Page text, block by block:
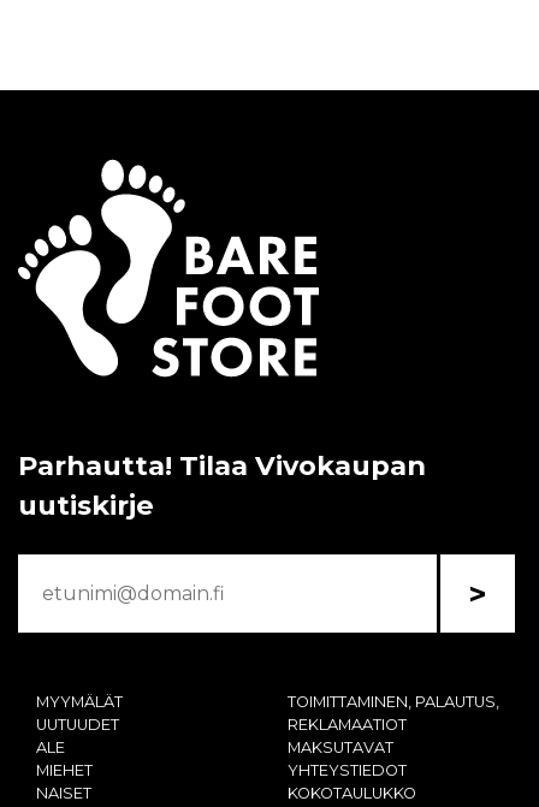
Parhautta! Tilaa Vivokaupan
uutiskirje
>
MYYMÄLÄT
UUTUUDET
ALE
MIEHET
NAISET
TOIMITTAMINEN, PALAUTUS,
REKLAMAATIOT
MAKSUTAVAT
YHTEYSTIEDOT
KOKOTAULUKKO